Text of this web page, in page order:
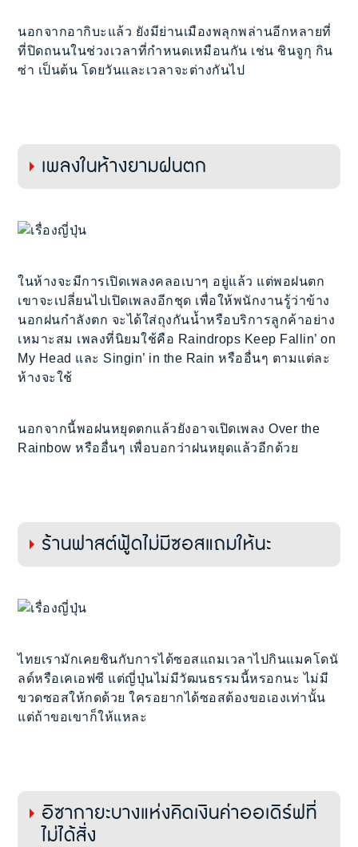
นอกจากอากิบะแล้ว ยังมีย่านเมืองพลุกพล่านอีกหลายที่
ที่ปิดถนนในช่วงเวลาที่กำหนดเหมือนกัน เช่น ชินจูกุ กิน
ซ่า เป็นต้น โดยวันและเวลาจะต่างกันไป
เพลงในห้างยามฝนตก
ในห้างจะมีการเปิดเพลงคลอเบาๆ อยู่แล้ว แต่พอฝนตก
เขาจะเปลี่ยนไปเปิดเพลงอีกชุด เพื่อให้พนักงานรู้ว่าข้าง
นอกฝนกำลังตก จะได้ใส่ถุงกันน้ำหรือบริการลูกค้าอย่าง
เหมาะสม เพลงที่นิยมใช้คือ Raindrops Keep Fallin’ on
My Head และ Singin’ in the Rain หรืออื่นๆ ตามแต่ละ
ห้างจะใช้
นอกจากนี้พอฝนหยุดตกแล้วยังอาจเปิดเพลง Over the
Rainbow หรืออื่นๆ เพื่อบอกว่าฝนหยุดแล้วอีกด้วย
ร้านฟาสต์ฟู้ดไม่มีซอสแถมให้นะ
ไทยเรามักเคยชินกับการได้ซอสแถมเวลาไปกินแมคโดนั
ลด์หรือเคเอฟซี แต่ญี่ปุ่นไม่มีวัฒนธรรมนี้หรอกนะ ไม่มี
ขวดซอสให้กดด้วย ใครอยากได้ซอสต้องขอเองเท่านั้น
แต่ถ้าขอเขาก็ให้แหละ
อิซากายะบางแห่งคิดเงินค่าออเดิร์ฟที่
ไม่ได้สั่ง